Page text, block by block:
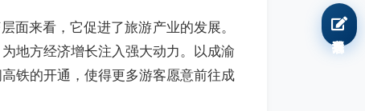
来看，它促进了旅游产业的发展。
地方经济增长注入强大动力。以成渝
铁的开通，使得更多游客愿意前往成
我要报名